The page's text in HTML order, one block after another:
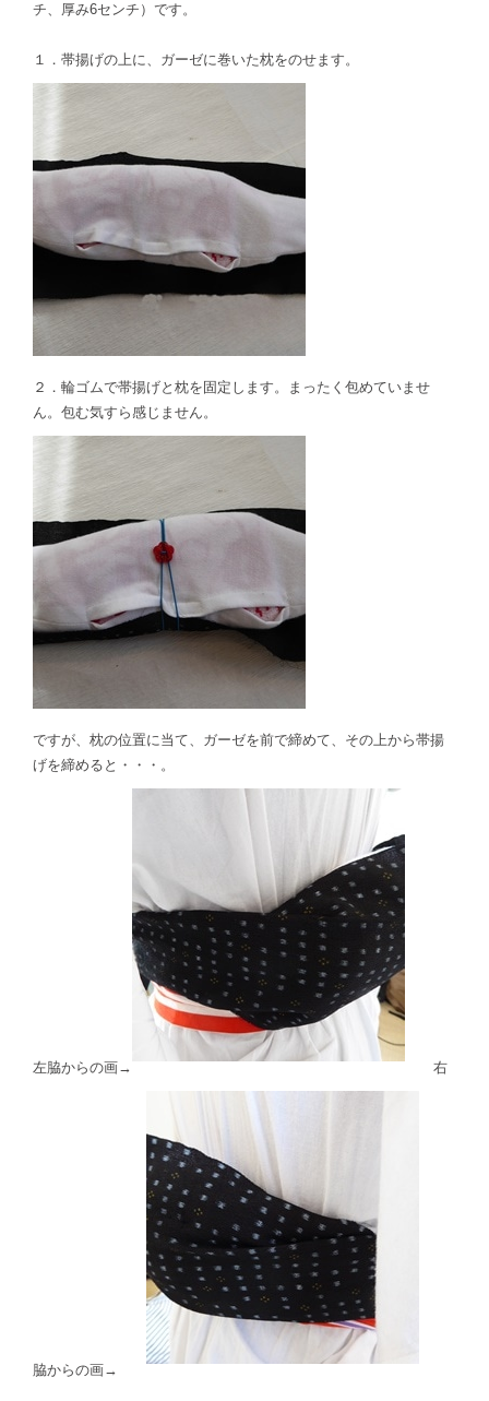
チ、厚み6センチ）です。
１．帯揚げの上に、ガーゼに巻いた枕をのせます。
２．輪ゴムで帯揚げと枕を固定します。まったく包めていませ
ん。包む気すら感じません。
ですが、枕の位置に当て、ガーゼを前で締めて、その上から帯揚
げを締めると・・・。
左脇からの画→ 右
脇からの画→